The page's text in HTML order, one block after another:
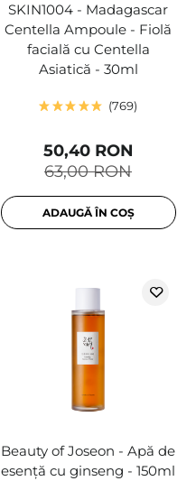
SKIN1004 - Madagascar
Centella Ampoule - Fiolă
facială cu Centella
Asiatică - 30ml
769
63,00 RON
50,40 RON
ADAUGĂ ÎN COȘ
Beauty of Joseon - Apă de
esență cu ginseng - 150ml